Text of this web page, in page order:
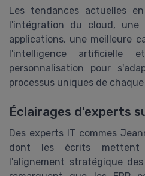
Les tendances actuelles
l'intégration du cloud, une
applications, une meilleure
l'intelligence
personnalisation pour
processus uniques de
Éclairages d'experts
Des experts IT commes
dont les écrits mettent
l'alignement stratégique